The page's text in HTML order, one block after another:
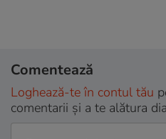
Comentează
Loghează-te în contul tău
comentarii și a te alătura